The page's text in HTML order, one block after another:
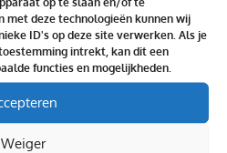
met deze technologieën kunnen wij
ID's op deze site verwerken. Als je
intrekt, kan dit een
functies en mogelijkheden.
Weiger
geleverd
verzekerd